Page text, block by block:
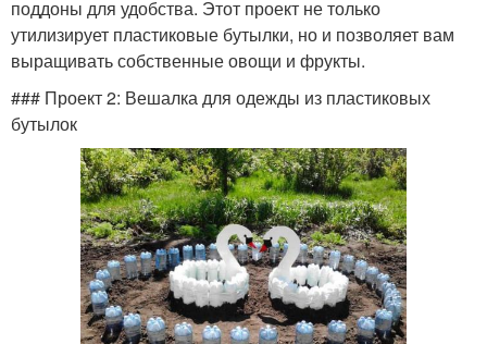
поддоны для удобства. Этот проект не только
утилизирует пластиковые бутылки, но и позволяет вам
выращивать собственные овощи и фрукты.
### Проект 2: Вешалка для одежды из пластиковых
бутылок